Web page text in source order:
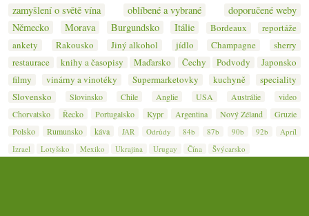
zamyšlení o světě vína
oblíbené a vybrané
doporučené weby
Německo
Morava Burgundsko Itálie Bordeaux
reportáže
ankety
Rakousko Jiný alkohol jídlo Champagne
sherry
restaurace
knihy a časopisy Maďarsko Čechy Podvody
Japonsko
filmy
vinárny a vinotéky Supermarketovky kuchyně
speciality
Slovensko
Slovinsko Chile Anglie USA Austrálie
video
Chorvatsko
Řecko Portugalsko Kypr Argentina Nový Zéland
Gruzie
Polsko
Rumunsko káva JAR Odrůdy 84b 87b 90b 92b
Apríl
Izrael
Lotyšsko Mexiko Ukrajina Urugay Čína Švýcarsko